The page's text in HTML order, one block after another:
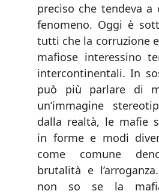
preciso che tendeva a
fenomeno. Oggi è
tutti che la corruzione
mafiose interessino
intercontinentali. In
può più parlare di
un’immagine
dalla realtà, le mafie
in forme e modi
come comune
brutalità e
non so se la